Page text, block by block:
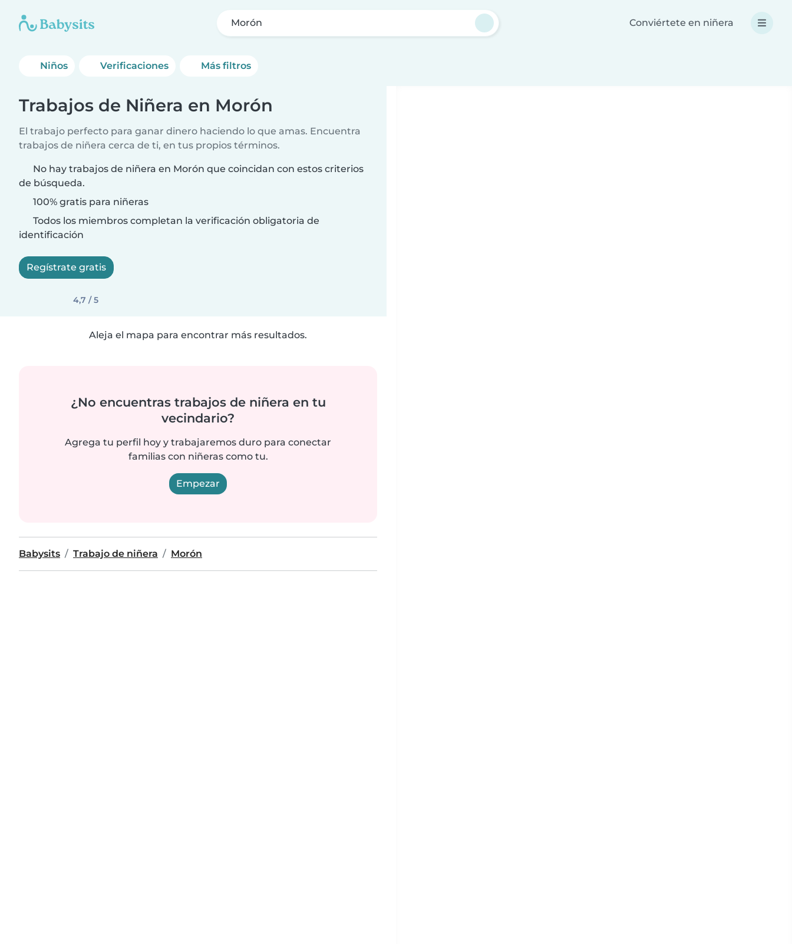
Morón Conviértete en niñera
Niños Verificaciones Más filtros
Trabajos de Niñera en Morón
El trabajo perfecto para ganar dinero haciendo lo que amas. Encuentra
trabajos de niñera cerca de ti, en tus propios términos.
No hay trabajos de niñera en Morón que coincidan con estos criterios
de búsqueda.
100% gratis para niñeras
Todos los miembros completan la verificación obligatoria de
identificación
Regístrate gratis
4,7 / 5
Aleja el mapa para encontrar más resultados.
¿No encuentras trabajos de niñera en tu
vecindario?
Agrega tu perfil hoy y trabajaremos duro para conectar
familias con niñeras como tu.
Empezar
Babysits Trabajo de niñera Morón